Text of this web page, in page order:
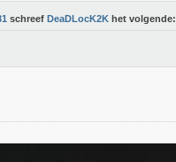
schreef DeaDLocK2K het volgende: